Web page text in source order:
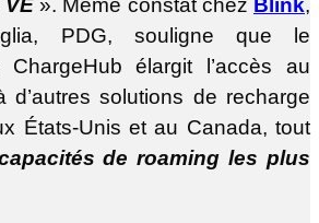
PDG, souligne que le
ChargeHub élargit l’accès au
d’autres solutions de recharge
États-Unis et au Canada, tout
de roaming les plus